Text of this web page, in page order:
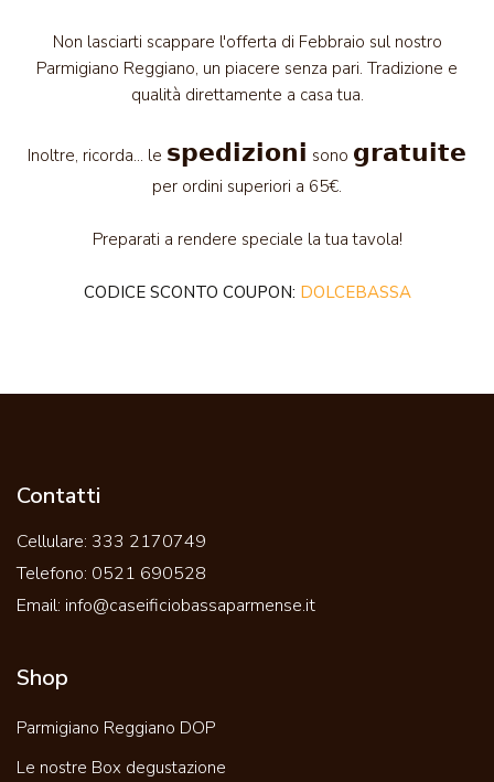
Non lasciarti scappare l'offerta di Febbraio sul nostro
Parmigiano Reggiano, un piacere senza pari. Tradizione e
qualità direttamente a casa tua.
Inoltre, ricorda... le 𝘀𝗽𝗲𝗱𝗶𝘇𝗶𝗼𝗻𝗶 sono 𝗴𝗿𝗮𝘁𝘂𝗶𝘁𝗲
per ordini superiori a 65€.
Preparati a rendere speciale la tua tavola!
CODICE SCONTO COUPON: DOLCEBASSA
Contatti
Cellulare: 333 2170749
Telefono: 0521 690528
Email: info@caseificiobassaparmense.it
Shop
Parmigiano Reggiano DOP
Le nostre Box degustazione